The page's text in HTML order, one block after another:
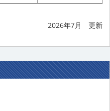
2026年7月 更新